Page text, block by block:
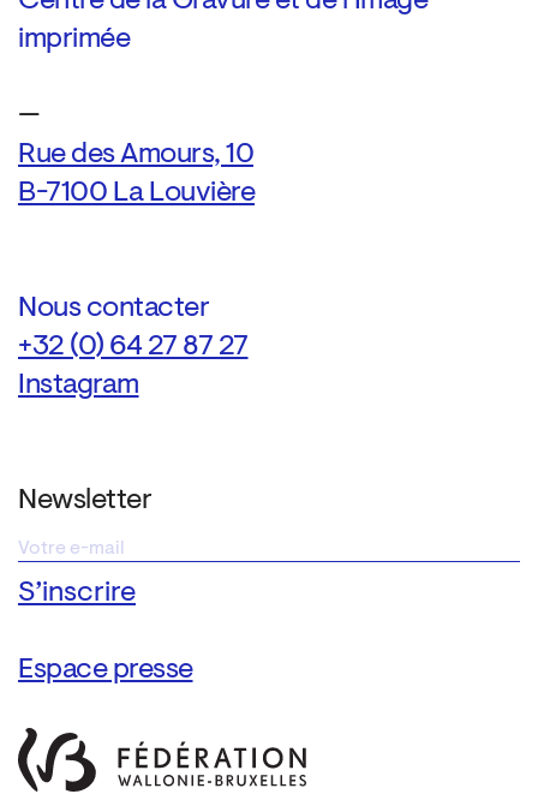
imprimée
—
Rue des Amours, 10
B-7100 La Louvière
Nous contacter
+32 (0) 64 27 87 27
Instagram
Newsletter
Espace presse